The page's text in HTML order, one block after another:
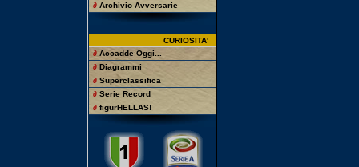
∂ Archivio Avversarie
CURIOSITA'
∂ Accadde Oggi...
∂ Diagrammi
∂ Superclassifica
∂ Serie Record
∂ figurHELLAS!